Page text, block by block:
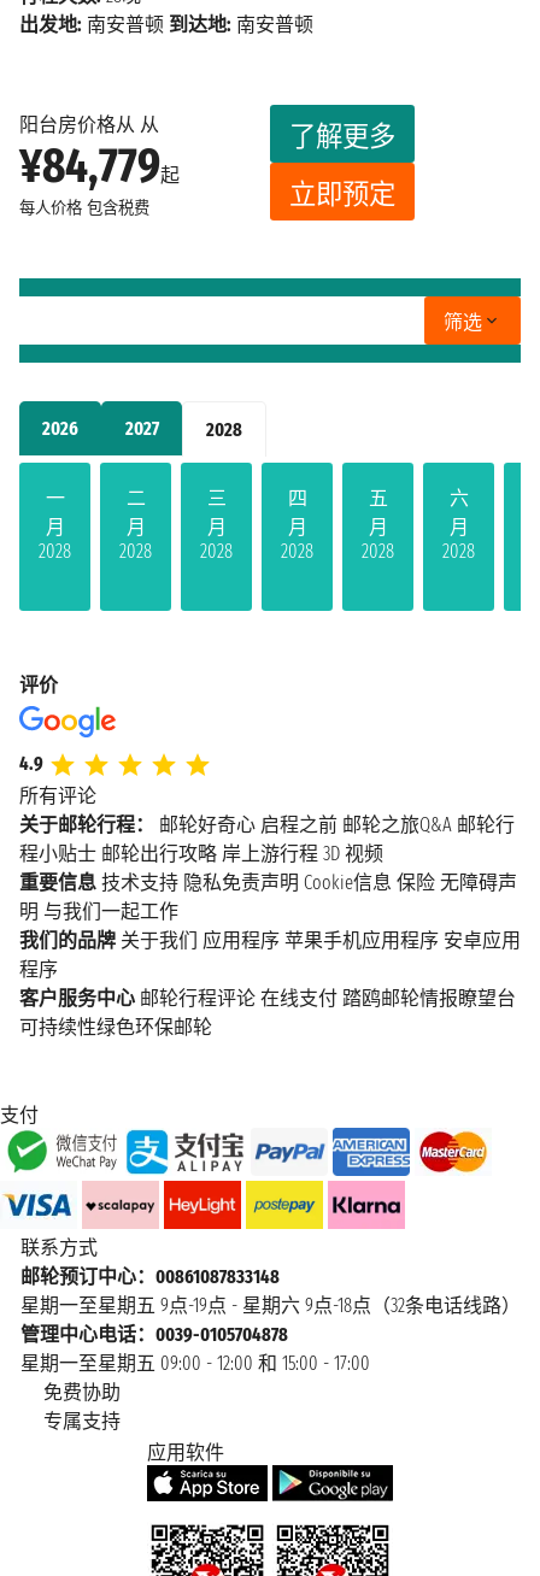
2026 2027 2028
一
月
2028
二
月
2028
三
月
2028
四
月
2028
五
月
2028
六
月
2028
阳台房价格从 从
¥84,779起
每人价格 包含税费
了解更多
立即预定
出发地: 南安普顿 到达地: 南安普顿
筛选
评价
4.9
所有评论
关于邮轮行程：
邮轮好奇心 启程之前 邮轮之旅Q&A 邮轮行
程小贴士 邮轮出行攻略 岸上游行程 3D 视频
重要信息 技术支持 隐私免责声明 Cookie信息 保险 无障碍声
明 与我们一起工作
我们的品牌 关于我们 应用程序 苹果手机应用程序 安卓应用
程序
客户服务中心 邮轮行程评论 在线支付 踏鸥邮轮情报瞭望台
可持续性绿色环保邮轮
支付
联系方式
邮轮预订中心：00861087833148
星期一至星期五 9点-19点 - 星期六 9点-18点（32条电话线路）
管理中心电话：0039-0105704878
星期一至星期五 09:00 - 12:00 和 15:00 - 17:00
免费协助
专属支持
应用软件